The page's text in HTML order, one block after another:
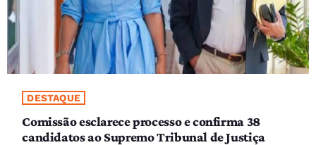
DESTAQUE
Comissão esclarece processo e confirma 38
candidatos ao Supremo Tribunal de Justiça